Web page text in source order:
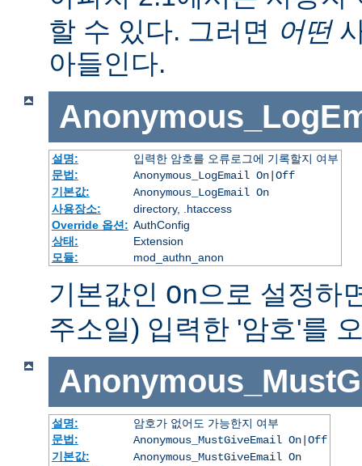
할 수 있다. 그러면 어떤
아들인다.
설명:
입력한 암호를 오류로그에 기록할지 여부
문법:
Anonymous_LogEmail On|Off
기본값:
Anonymous_LogEmail On
사용장소:
directory, .htaccess
Override 옵션: AuthConfig
상태:
Extension
모듈:
mod_authn_anon
기본값인 On으로 설정하
주소일) 입력한 '암호'를
설명:
암호가 없어도 가능한지 여부
문법:
Anonymous_MustGiveEmail On|Off
기본값:
Anonymous_MustGiveEmail On